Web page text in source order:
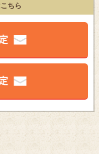
ちら